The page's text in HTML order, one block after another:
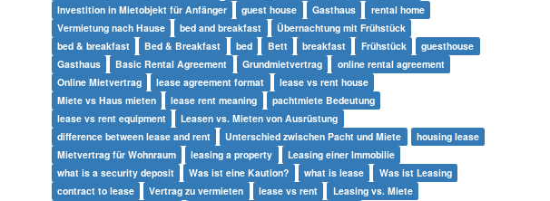
Investition in Mietobjekt für Anfänger
guest house Gasthaus
rental home
Vermietung nach Hause
bed and breakfast
Übernachtung mit Frühstück
bed & breakfast
Bed & Breakfast bed Bett breakfast Frühstück
guesthouse
Gasthaus
Basic Rental Agreement Grundmietvertrag
online rental agreement
Online Mietvertrag
lease agreement format
lease vs rent house
Miete vs Haus mieten
lease rent meaning
pachtmiete Bedeutung
lease vs rent equipment
Leasen vs. Mieten von Ausrüstung
difference between lease and rent
Unterschied zwischen Pacht und Miete
housing lease
Mietvertrag für Wohnraum
leasing a property
Leasing einer Immobilie
what is a security deposit
Was ist eine Kaution? what is lease
Was ist Leasing
contract to lease
Vertrag zu vermieten lease vs rent
Leasing vs. Miete